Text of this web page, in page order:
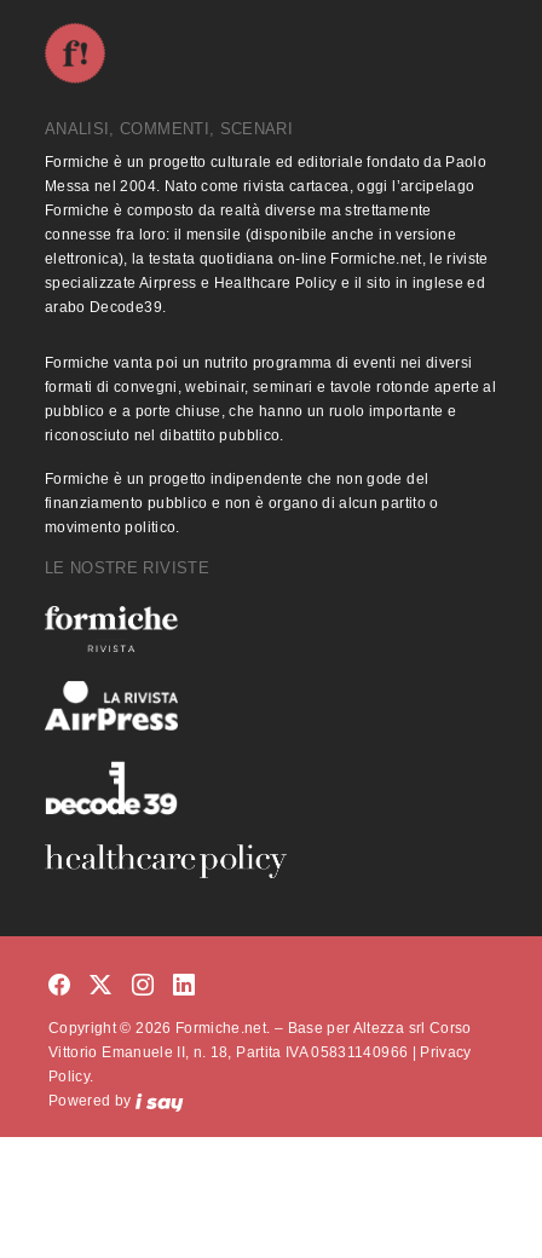
ANALISI, COMMENTI, SCENARI
Formiche è un progetto culturale ed editoriale fondato da Paolo
Messa nel 2004. Nato come rivista cartacea, oggi l’arcipelago
Formiche è composto da realtà diverse ma strettamente
connesse fra loro: il mensile (disponibile anche in versione
elettronica), la testata quotidiana on-line Formiche.net, le riviste
specializzate Airpress e Healthcare Policy e il sito in inglese ed
arabo Decode39.
Formiche vanta poi un nutrito programma di eventi nei diversi
formati di convegni, webinair, seminari e tavole rotonde aperte al
pubblico e a porte chiuse, che hanno un ruolo importante e
riconosciuto nel dibattito pubblico.
Formiche è un progetto indipendente che non gode del
finanziamento pubblico e non è organo di alcun partito o
movimento politico.
LE NOSTRE RIVISTE
Copyright © 2026 Formiche.net. – Base per Altezza srl Corso
Vittorio Emanuele II, n. 18, Partita IVA 05831140966 |
Privacy
Policy.
Powered by